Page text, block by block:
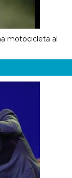
motocicleta al